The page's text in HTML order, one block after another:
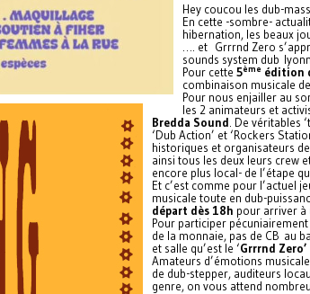
Hey coucou les dub-
En cette -sombre-
hibernation, les beaux
…. et Grrrnd Zero
sounds system dub
Pour cette 5ème édition
combinaison musicale
Pour nous enjailler au
les 2 animateurs et
Bredda Sound . De véritables
‘Dub Action’ et ‘Rockers
historiques et organisateurs
ainsi tous les deux leurs crew
encore plus local- de l’étape
Et c’est comme pour l’actuel
musicale toute en dub-
départ dès 18h pour arriver à
Pour participer
de la monnaie, pas de CB au
et salle qu’est le ‘Grrrnd Zero’
Amateurs d’émotions
de dub-stepper, auditeurs
genre, on vous attend